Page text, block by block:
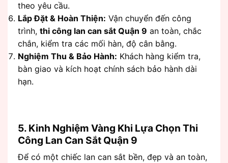
theo yêu cầu.
Lắp Đặt & Hoàn Thiện: Vận chuyển đến công
trình, thi công lan can sắt Quận 9 an toàn, chắc
chắn, kiểm tra các mối hàn, độ cân bằng.
Nghiệm Thu & Bảo Hành: Khách hàng kiểm tra,
bàn giao và kích hoạt chính sách bảo hành dài
hạn.
5. Kinh Nghiệm Vàng Khi Lựa Chọn Thi
Công Lan Can Sắt Quận 9
Để có một chiếc lan can sắt bền, đẹp và an toàn,